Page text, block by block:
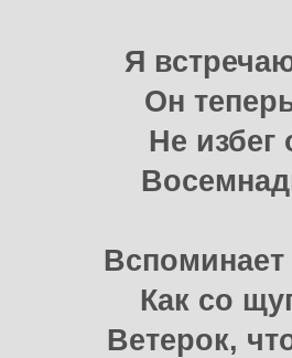
Я
Он
Не избег
Вспоминает
Как со
Ветерок,